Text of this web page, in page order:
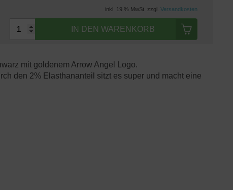
inkl. 19 % MwSt. zzgl. Versandkosten
IN DEN WARENKORB
mit goldenem Arrow Angel Logo.
den 2% Elasthananteil sitzt es super und macht eine